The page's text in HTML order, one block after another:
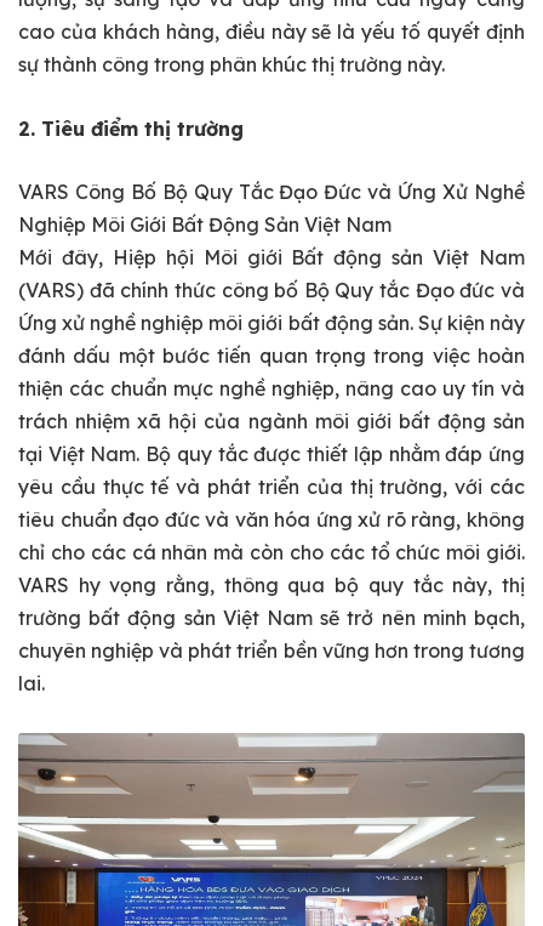
cao của khách hàng, điều này sẽ là yếu tố quyết định
sự thành công trong phân khúc thị trường này.
2. Tiêu điểm thị trường
VARS Công Bố Bộ Quy Tắc Đạo Đức và Ứng Xử Nghề
Nghiệp Môi Giới Bất Động Sản Việt Nam
Mới đây, Hiệp hội Môi giới Bất động sản Việt Nam
(VARS) đã chính thức công bố Bộ Quy tắc Đạo đức và
Ứng xử nghề nghiệp môi giới bất động sản. Sự kiện này
đánh dấu một bước tiến quan trọng trong việc hoàn
thiện các chuẩn mực nghề nghiệp, nâng cao uy tín và
trách nhiệm xã hội của ngành môi giới bất động sản
tại Việt Nam. Bộ quy tắc được thiết lập nhằm đáp ứng
yêu cầu thực tế và phát triển của thị trường, với các
tiêu chuẩn đạo đức và văn hóa ứng xử rõ ràng, không
chỉ cho các cá nhân mà còn cho các tổ chức môi giới.
VARS hy vọng rằng, thông qua bộ quy tắc này, thị
trường bất động sản Việt Nam sẽ trở nên minh bạch,
chuyên nghiệp và phát triển bền vững hơn trong tương
lai.